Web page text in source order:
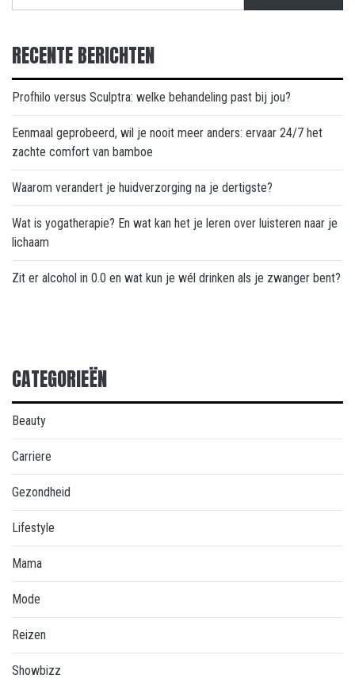
RECENTE BERICHTEN
Profhilo versus Sculptra: welke behandeling past bij jou?
Eenmaal geprobeerd, wil je nooit meer anders: ervaar 24/7 het
zachte comfort van bamboe
Waarom verandert je huidverzorging na je dertigste?
Wat is yogatherapie? En wat kan het je leren over luisteren naar je
lichaam
Zit er alcohol in 0.0 en wat kun je wél drinken als je zwanger bent?
CATEGORIEËN
Beauty
Carriere
Gezondheid
Lifestyle
Mama
Mode
Reizen
Showbizz